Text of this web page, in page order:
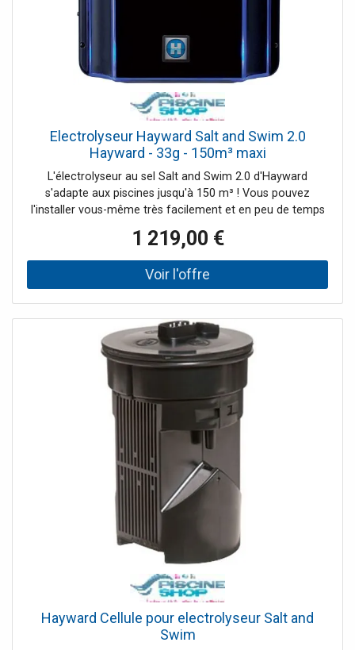
Electrolyseur Hayward Salt and Swim 2.0
Hayward - 33g - 150m³ maxi
L'électrolyseur au sel Salt and Swim 2.0 d'Hayward
s'adapte aux piscines jusqu'à 150 m³ ! Vous pouvez
l'installer vous-même très facilement et en peu de temps
sel de piscine d'Hayward, vous aurez un traitement
régulier de l'eau de votre piscine.
1 219,00 €
Hayward Cellule pour electrolyseur Salt and
Swim